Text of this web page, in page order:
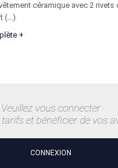
céramique avec 2 rivets
(...)
+
Veuillez vous connecter
et bénéficier de vos
CONNEXION